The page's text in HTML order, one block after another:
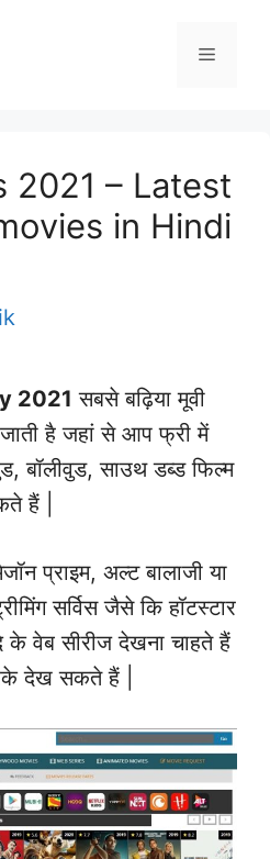
Menu
2021 – Latest
in Hindi
2021 सबसे बढ़िया मूवी
जाती है जहां से आप फ्री में
बॉलीवुड, साउथ डब्ड फिल्म
हैं |
प्राइम, अल्ट बालाजी या
सर्विस जैसे कि हॉटस्टार
के वेब सीरीज देखना चाहते हैं
देख सकते हैं |